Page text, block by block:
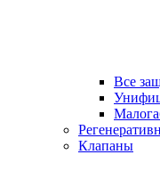
Все
Клапаны